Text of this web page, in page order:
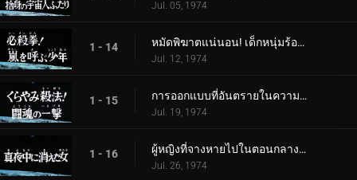
Jul. 05, 1974
1 - 14 หมัดพิฆาตแน่นอน! เด็กหนุ่มร้องเรียกเมื่อเกิดพายุ
Jul. 12, 1974
1 - 15 การออกแบบที่อันตรายในความมืด! โจมตีด้วยจิตวิญญาณแห่งการต่อสู้
Jul. 19, 1974
1 - 16 ผู้หญิงที่จางหายไปในตอนกลางคืน
Jul. 26, 1974